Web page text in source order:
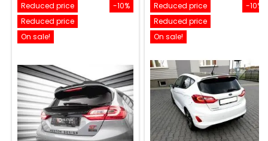
-10%
Reduced price
Reduced price
On sale!
-10%
Reduced price
Reduced price
On sale!